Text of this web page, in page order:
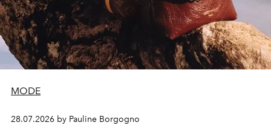
MODE
28.07.2026 by Pauline Borgogno